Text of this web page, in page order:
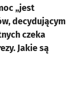
„jest
decydującym
czeka
Jakie są